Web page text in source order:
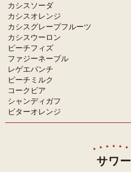
カシスソーダ
カシスオレンジ
カシスグレープフルーツ
カシスウーロン
ピーチフィズ
ファジーネーブル
レゲエパンチ
ピーチミルク
コークビア
シャンディガフ
ビターオレンジ
サワー